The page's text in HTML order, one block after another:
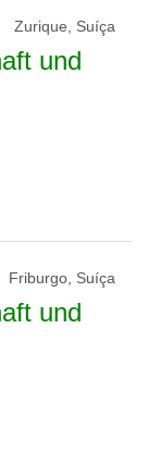
Zurique, Suíça
und
Friburgo, Suíça
und